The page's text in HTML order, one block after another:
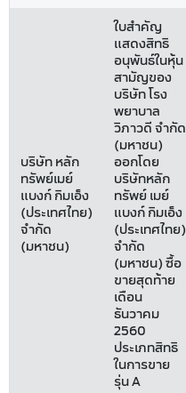
บริษัท หลัก
ทรัพย์เมย์
แบงก์ กิมเอ็ง
(ประเทศไทย)
จำกัด
(มหาชน)
ใบสำคัญ
แสดงสิทธิ
อนุพันธ์ในหุ้น
สามัญของ
บริษัท โรง
พยาบาล
วิภาวดี จำกัด
(มหาชน)
ออกโดย
บริษัทหลัก
ทรัพย์ เมย์
แบงก์ กิมเอ็ง
(ประเทศไทย)
จำกัด
(มหาชน) ซื้อ
ขายสุดท้าย
เดือน
ธันวาคม
2560
ประเภทสิทธิ
ในการขาย
รุ่น A